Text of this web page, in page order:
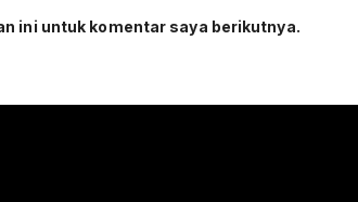
ini untuk komentar saya berikutnya.